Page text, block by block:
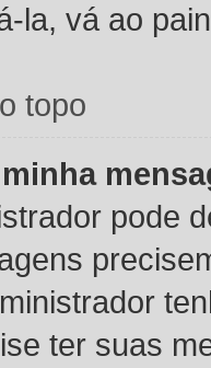
la, vá ao
topo
pode
ter suas